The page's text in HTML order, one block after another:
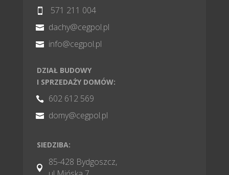
 571 211 004
 dachy@cegpol.pl
 info@cegpol.pl
DZIAŁ BUDOWY
I SPRZEDAŻY DOMÓW:
 602 612 569
 domy@cegpol.pl
SIEDZIBA:

85-428 Bydgoszcz,